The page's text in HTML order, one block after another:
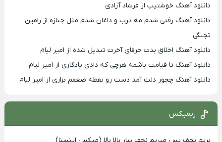
دانلود آهنگ خوشتیپ از فرشاد آزادی
دانلود آهنگ رفتی شدم مه درب و داغان شدم مثل جنازه از رامین
تجنگی
دانلود آهنگ اخلاق بدت حرفای آخرت تبدیل شده از امیر لیام
دانلود آهنگ تا قیامت باشمه هرچی که دادی یادگاری از امیر لیام
دانلود آهنگ چجور دلت آمد دست رو نقطه ضعفم بزاری از امیر لیام
ریمیکس